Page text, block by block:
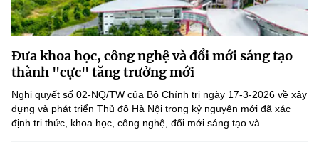
Lịch sử phát triển
Sở Khoa học và Công nghệ
Đổi mới sáng tạo
Chuyển đổi số
Sở hữu trí tuệ
Hệ thống văn bản
Văn bản chỉ đạo điều hành
Lấy ý kiến người dân về dự thảo VBQPPL
THỐNG KÊ
Khoa học và Công nghệ
Multimedia
Đưa khoa học, công nghệ và đổi mới sáng tạo
thành "cực" tăng trưởng mới
Nghị quyết số 02-NQ/TW của Bộ Chính trị ngày 17-3-2026 về xây
dựng và phát triển Thủ đô Hà Nội trong kỷ nguyên mới đã xác
định tri thức, khoa học, công nghệ, đổi mới sáng tạo và...